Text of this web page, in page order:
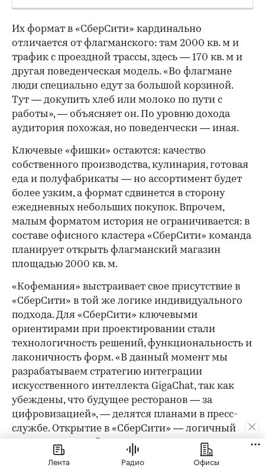
Их формат в «СберСити» кардинально
отличается от флагманского: там 2000 кв. м и
трафик с проездной трассы, здесь — 170 кв. м и
другая поведенческая модель. «Во флагмане
люди специально едут за большой корзиной.
Тут — докупить хлеб или молоко по пути с
работы», — объясняет он. По уровню дохода
аудитория похожая, но поведенчески — иная.
Ключевые «фишки» остаются: качество
собственного производства, кулинария, готовая
еда и полуфабрикаты — но ассортимент будет
более узким, а формат сдвинется в сторону
ежедневных небольших покупок. Впрочем,
малым форматом история не ограничивается: в
составе офисного кластера «СберСити» команда
планирует открыть флагманский магазин
площадью 2000 кв. м.
«Кофемания» выстраивает свое присутствие в
«СберСити» в той же логике индивидуального
подхода. Для «СберСити» ключевыми
ориентирами при проектировании стали
технологичность решений, функциональность и
лаконичность форм. «В данный момент мы
разрабатываем стратегию интеграции
искусственного интеллекта GigaChat, так как
убеждены, что будущее ресторанов — за
цифровизацией», — делятся планами в пресс-
службе. Открытие в «СберСити» — логичный
шаг в рамках этой стратегии: сеть уже
подтвердила высокую эффективность
Лента Радио Офисы